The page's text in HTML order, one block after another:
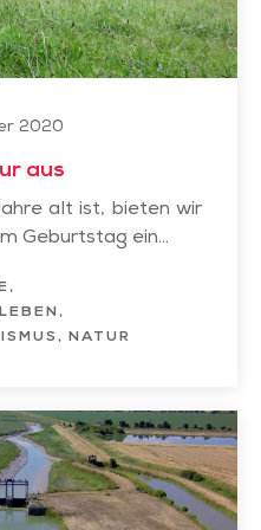
2020
aus
alt ist, bieten wir
Geburtstag ein...
NATUR